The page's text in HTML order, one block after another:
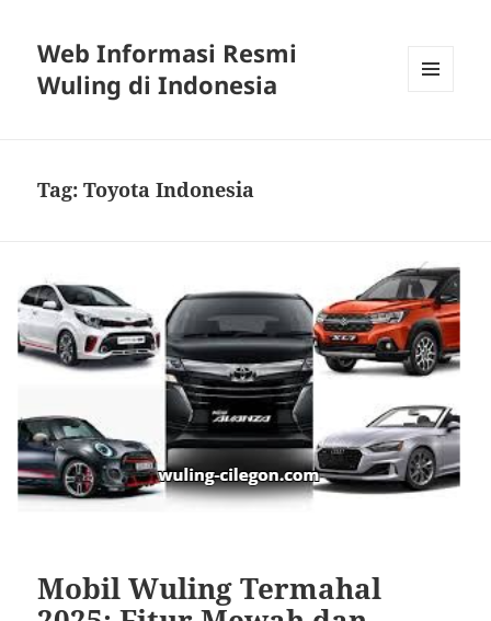
Web Informasi Resmi
Wuling di Indonesia
Tag:Toyota Indonesia
Mobil Wuling Termahal